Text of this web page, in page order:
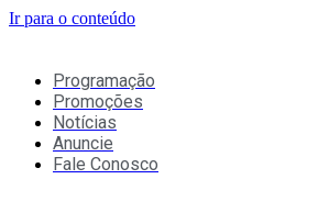
Ir para o conteúdo
Programação
Promoções
Notícias
Anuncie
Fale Conosco